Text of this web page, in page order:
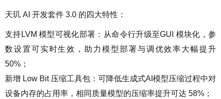
天玑 AI 开发套件 3.0 的四大特性：
支持LVM 模型可视化部署：从命令行升级至GUI 模块化，参
数设置可实时生效，助力模型部署与调优效率大幅提升
50%；
新增 Low Bit 压缩工具包：可降低生成式AI模型压缩过程中对
设备内存的占用率，相同质量模型的压缩率提升可达 58%；